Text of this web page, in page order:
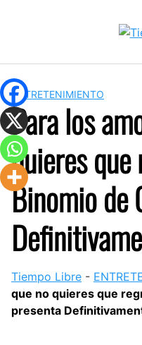
ENTRETENIMIENTO
Para los
quieres que
Binomio de
Tiempo Libre -
que no quieres que
presenta